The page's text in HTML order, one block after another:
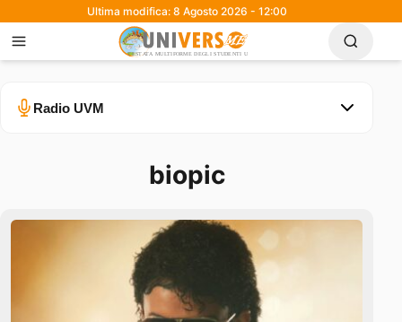
Ultima modifica: 8 Agosto 2026 - 12:00
biopic
Radio UVM
Errore nel caricamento.